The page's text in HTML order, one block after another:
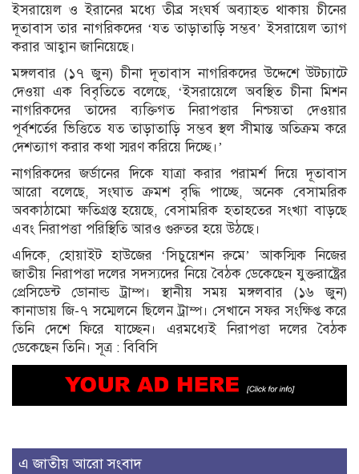
ইসরায়েল ও ইরানের মধ্যে তীব্র সংঘর্ষ অব্যাহত থাকায় চীনের
দূতাবাস তার নাগরিকদের ‘যত তাড়াতাড়ি সম্ভব’ ইসরায়েল ত্যাগ
করার আহ্বান জানিয়েছে।
মঙ্গলবার (১৭ জুন) চীনা দূতাবাস নাগরিকদের উদ্দেশে উটচ্যাটে
দেওয়া এক বিবৃতিতে বলেছে, ‘ইসরায়েলে অবস্থিত চীনা মিশন
নাগরিকদের তাদের ব্যক্তিগত নিরাপত্তার নিশ্চয়তা দেওয়ার
পূর্বশর্তের ভিত্তিতে যত তাড়াতাড়ি সম্ভব স্থল সীমান্ত অতিক্রম করে
দেশত্যাগ করার কথা স্মরণ করিয়ে দিচ্ছে।’
নাগরিকদের জর্ডানের দিকে যাত্রা করার পরামর্শ দিয়ে দূতাবাস
আরো বলেছে, সংঘাত ক্রমশ বৃদ্ধি পাচ্ছে, অনেক বেসামরিক
অবকাঠামো ক্ষতিগ্রস্ত হয়েছে, বেসামরিক হতাহতের সংখ্যা বাড়ছে
এবং নিরাপত্তা পরিস্থিতি আরও গুরুতর হয়ে উঠছে।
এদিকে, হোয়াইট হাউজের ‘সিচুয়েশন রুমে’ আকস্মিক নিজের
জাতীয় নিরাপত্তা দলের সদস্যদের নিয়ে বৈঠক ডেকেছেন যুক্তরাষ্ট্রের
প্রেসিডেন্ট ডোনাল্ড ট্রাম্প। স্থানীয় সময় মঙ্গলবার (১৬ জুন)
কানাডায় জি-৭ সম্মেলনে ছিলেন ট্রাম্প। সেখানে সফর সংক্ষিপ্ত করে
তিনি দেশে ফিরে যাচ্ছেন। এরমধ্যেই নিরাপত্তা দলের বৈঠক
ডেকেছেন তিনি। সূত্র : বিবিসি
এ জাতীয় আরো সংবাদ